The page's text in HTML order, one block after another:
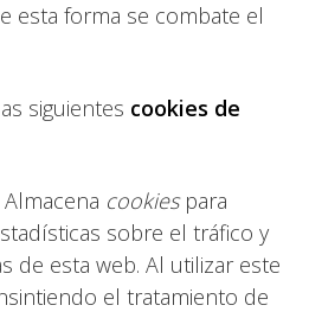
esta forma se combate el
siguientes cookies de
cookiespara
sobre el tráfico y
de esta web. Al utilizar este
el tratamiento de